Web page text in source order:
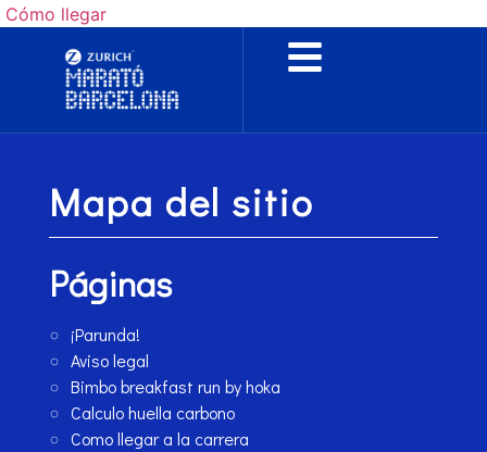
Cómo llegar
Mapa del sitio
Páginas
¡Parunda!
Aviso legal
Bimbo breakfast run by hoka
Calculo huella carbono
Como llegar a la carrera